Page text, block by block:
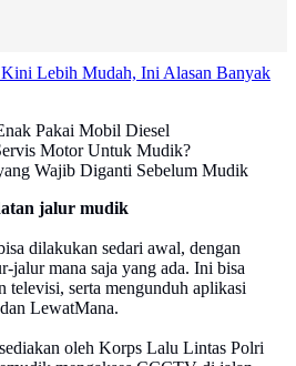
Lebih Mudah, Ini Alasan Banyak
Pakai Mobil Diesel
Motor Untuk Mudik?
Wajib Diganti Sebelum Mudik
jalur mudik
dilakukan sedari awal, dengan
jalur mana saja yang ada. Ini bisa
televisi, serta mengunduh aplikasi
LewatMana.
oleh Korps Lalu Lintas Polri